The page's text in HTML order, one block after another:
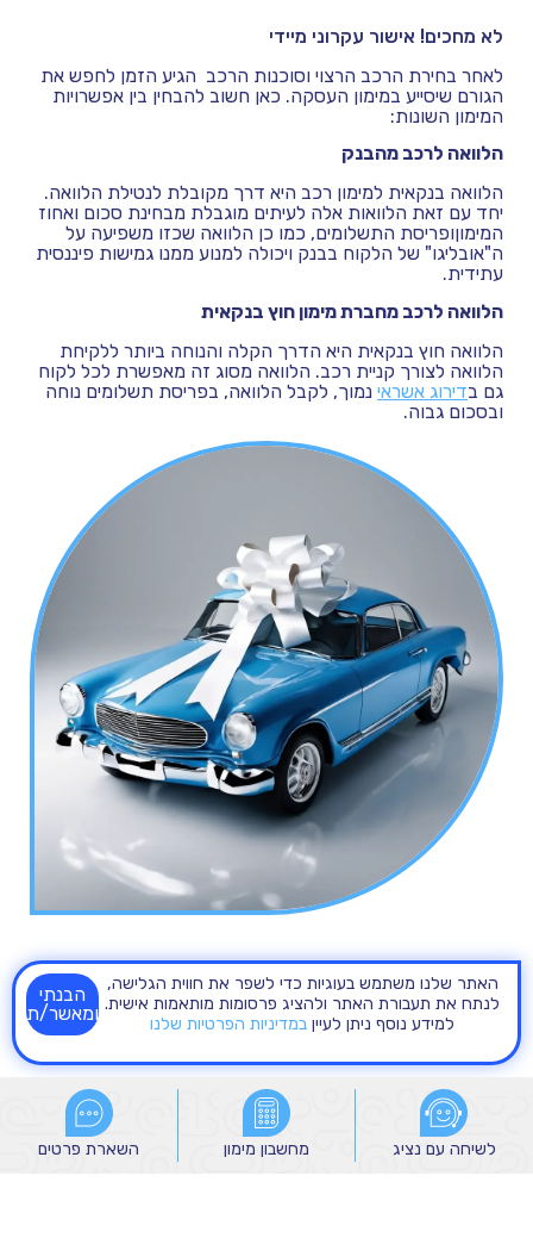
לשיחה עם נציג מחשבון מימון השארת פרטים
לא מחכים! אישור עקרוני מיידי
לאחר בחירת הרכב הרצוי וסוכנות הרכב הגיע הזמן לחפש את
הגורם שיסייע במימון העסקה. כאן חשוב להבחין בין אפשרויות
המימון השונות:
הלוואה לרכב מהבנק
הלוואה בנקאית למימון רכב היא דרך מקובלת לנטילת הלוואה.
יחד עם זאת הלוואות אלה לעיתים מוגבלת מבחינת סכום ואחוז
המימוןופריסת התשלומים, כמו כן הלוואה שכזו משפיעה על
ה"אובליגו" של הלקוח בבנק ויכולה למנוע ממנו גמישות פיננסית
עתידית.
הלוואה לרכב מחברת מימון חוץ בנקאית
הלוואה חוץ בנקאית היא הדרך הקלה והנוחה ביותר ללקיחת
הלוואה לצורך קניית רכב. הלוואה מסוג זה מאפשרת לכל לקוח
גם בדירוג אשראינמוך, לקבל הלוואה, בפריסת תשלומים נוחה
ובסכום גבוה.
האתר שלנו משתמש בעוגיות כדי לשפר את חווית הגלישה,
לנתח את תעבורת האתר ולהציג פרסומות מותאמות אישית.
למידע נוסף ניתן לעיין במדיניות הפרטיות שלנו
הבנתי
ומאשר/ת
לשיחה עם נציג מחשבון מימון השארת פרטים